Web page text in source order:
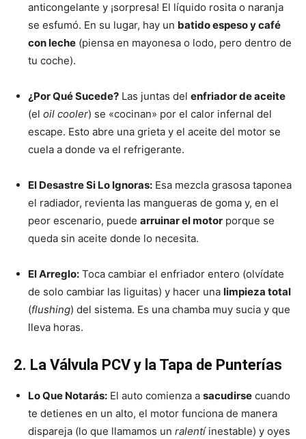
anticongelante y ¡sorpresa! El líquido rosita o naranja
se esfumó. En su lugar, hay un batido espeso y café
con leche (piensa en mayonesa o lodo, pero dentro de
tu coche).
¿Por Qué Sucede? Las juntas del enfriador de aceite
(el oil cooler) se «cocinan» por el calor infernal del
escape. Esto abre una grieta y el aceite del motor se
cuela a donde va el refrigerante.
El Desastre Si Lo Ignoras: Esa mezcla grasosa taponea
el radiador, revienta las mangueras de goma y, en el
peor escenario, puede arruinar el motor porque se
queda sin aceite donde lo necesita.
El Arreglo: Toca cambiar el enfriador entero (olvídate
de solo cambiar las liguitas) y hacer una limpieza total
(flushing) del sistema. Es una chamba muy sucia y que
lleva horas.
2. La Válvula PCV y la Tapa de Punterías
Lo Que Notarás: El auto comienza a sacudirse cuando
te detienes en un alto, el motor funciona de manera
dispareja (lo que llamamos un ralentíinestable) y oyes